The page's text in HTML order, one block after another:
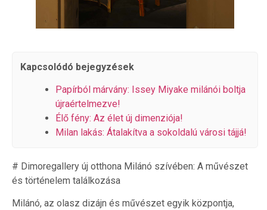
Kapcsolódó bejegyzések
Papírból márvány: Issey Miyake milánói boltja
újraértelmezve!
Élő fény: Az élet új dimenziója!
Milan lakás: Átalakítva a sokoldalú városi tájjá!
# Dimoregallery új otthona Milánó szívében: A művészet
és történelem találkozása
Milánó, az olasz dizájn és művészet egyik központja,